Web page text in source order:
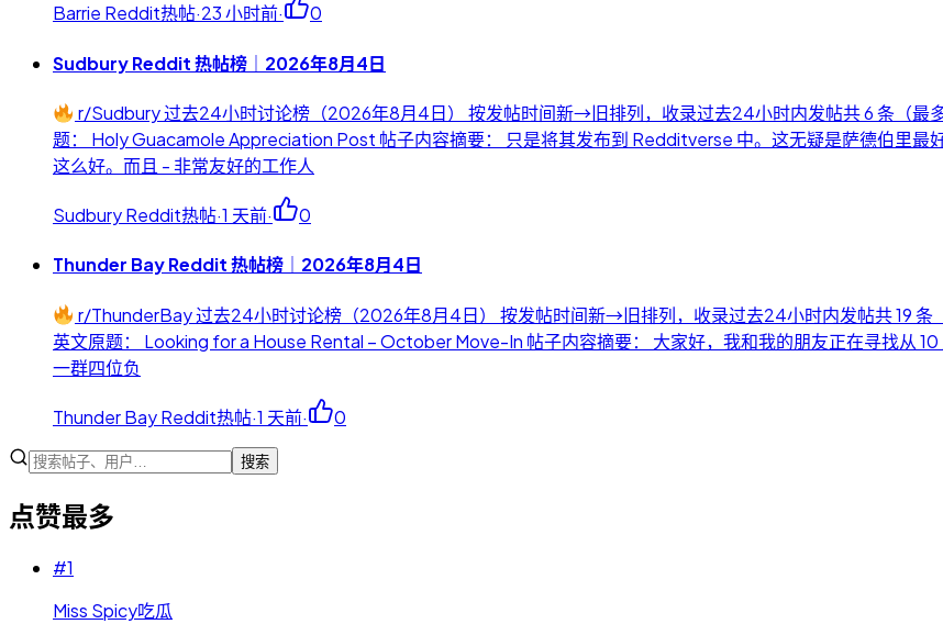
Barrie Reddit热帖·23 小时前· 0
Sudbury Reddit 热帖榜｜2026年8月4日
r/Sudbury 过去24小时讨论榜（2026年8月4日） 按发帖时间新→旧排列，收录过去24小时内发帖共 6 条（最
题： Holy Guacamole Appreciation Post 帖子内容摘要： 只是将其发布到 Redditverse 中。这无疑是萨德伯里最
这么好。而且 - 非常友好的工作人
Sudbury Reddit热帖·1 天前· 0
Thunder Bay Reddit 热帖榜｜2026年8月4日
r/ThunderBay 过去24小时讨论榜（2026年8月4日） 按发帖时间新→旧排列，收录过去24小时内发帖共 19 条
英文原题： Looking for a House Rental – October Move-In 帖子内容摘要： 大家好，我和我的朋友正在寻找从
一群四位负
Thunder Bay Reddit热帖·1 天前· 0
搜索
点赞最多
#1
Miss Spicy吃瓜